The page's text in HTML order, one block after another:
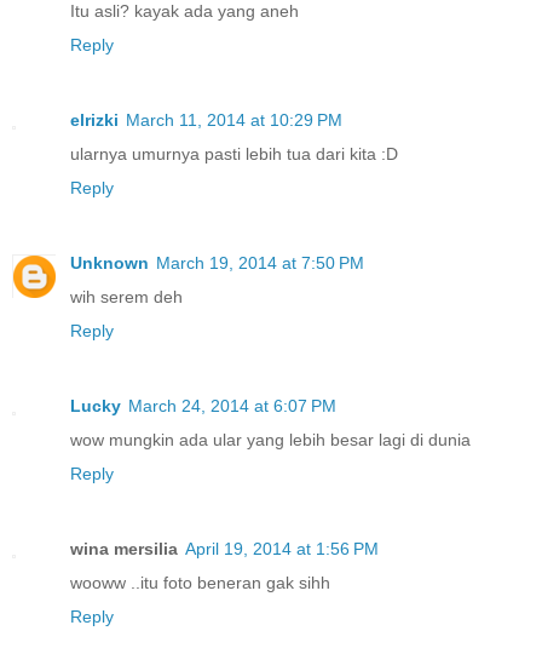
Itu asli? kayak ada yang aneh
Reply
elrizki March 11, 2014 at 10:29 PM
ularnya umurnya pasti lebih tua dari kita :D
Reply
Unknown March 19, 2014 at 7:50 PM
wih serem deh
Reply
Lucky March 24, 2014 at 6:07 PM
wow mungkin ada ular yang lebih besar lagi di dunia
Reply
wina mersilia April 19, 2014 at 1:56 PM
wooww ..itu foto beneran gak sihh
Reply